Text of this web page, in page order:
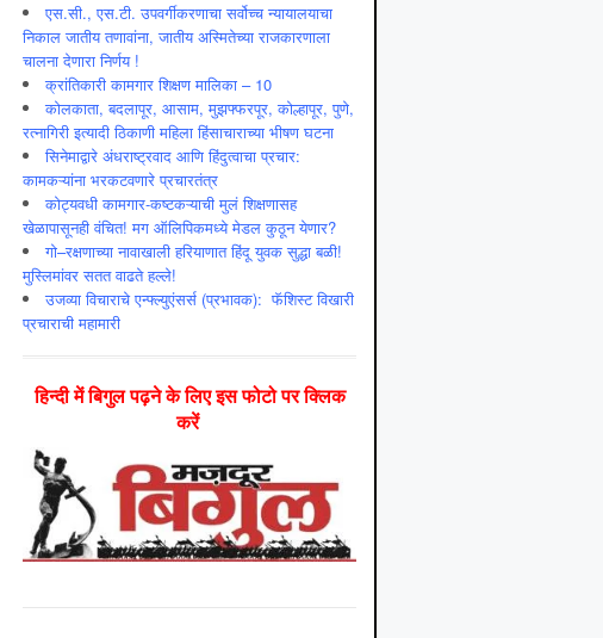
एस.सी., एस.टी. उपवर्गीकरणाचा सर्वोच्च न्यायालयाचा
निकाल जातीय तणावांना, जातीय अस्मितेच्या राजकारणाला
चालना देणारा निर्णय !
क्रांतिकारी कामगार शिक्षण मालिका – 10
कोलकाता, बदलापूर, आसाम, मुझफ्फरपूर, कोल्हापूर, पुणे,
रत्नागिरी इत्यादी ठिकाणी महिला हिंसाचाराच्या भीषण घटना
सिनेमाद्वारे अंधराष्ट्रवाद आणि हिंदुत्वाचा प्रचार:
कामकऱ्यांना भरकटवणारे प्रचारतंत्र
कोट्यवधी कामगार-कष्टकऱ्याची मुलं शिक्षणासह
खेळापासूनही वंचित! मग ऑलिपिकमध्ये मेडल कुठून येणार?
गो–रक्षणाच्या नावाखाली हरियाणात हिंदू युवक सुद्धा बळी!
मुस्लिमांवर सतत वाढते हल्ले!
उजव्या विचाराचे एन्फ्ल्युएंसर्स (प्रभावक): फॅशिस्ट विखारी
प्रचाराची महामारी
हिन्‍दी में बिगुल पढ़ने के लिए इस फोटो पर क्लिक
करें